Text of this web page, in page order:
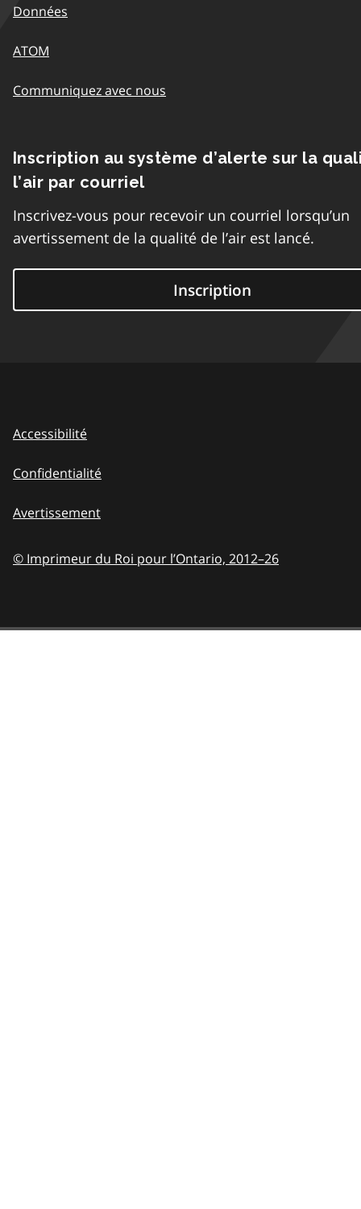
Données
ATOM
Communiquez avec nous
Inscription au système d’alerte sur la
l’air par courriel
Inscrivez-vous pour recevoir un courriel lorsqu’un
avertissement de la qualité de l’air est lancé.
Inscription
Accessibilité
Confidentialité
Avertissement
© Imprimeur du Roi pour l’Ontario, 2012–26